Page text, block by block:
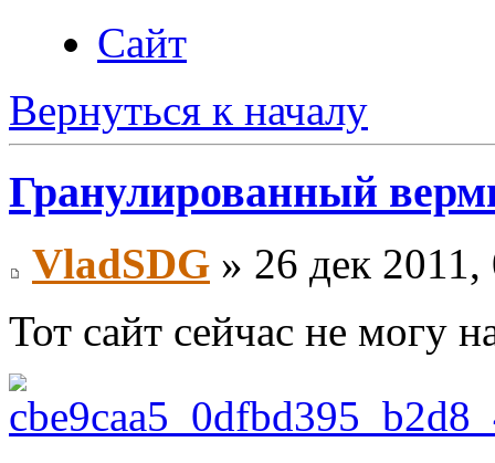
Сайт
Вернуться к началу
Гранулированный
VladSDG » 26 дек 2011,
Тот сайт сейчас не могу